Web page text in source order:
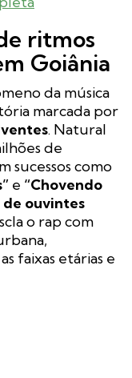
ritmos
Goiânia
da música
marcada por
. Natural
de
sucessos como
e “Chovendo
de ouvintes
o rap com
faixas etárias e